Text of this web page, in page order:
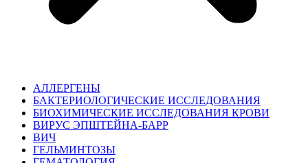
АЛЛЕРГЕНЫ
БАКТЕРИОЛОГИЧЕСКИЕ ИССЛЕДОВАНИЯ
БИОХИМИЧЕСКИЕ ИССЛЕДОВАНИЯ КРОВИ
ВИРУС ЭПШТЕЙНА-БАРР
ВИЧ
ГЕЛЬМИНТОЗЫ